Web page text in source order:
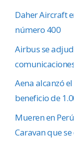
Daher Aircraft
número 400
Airbus se
Aena alcanzó
beneficio de
Mueren en
Caravan que